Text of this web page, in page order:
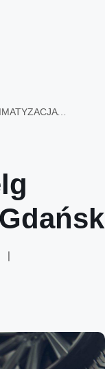
NOVABIL OPONY PROSTOWANIE FELG KLIMATYZACJA – GDAŃSK